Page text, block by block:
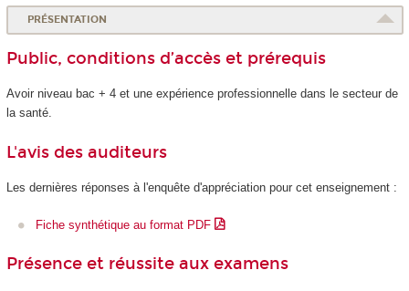
PRÉSENTATION
Public, conditions d’accès et prérequis
Avoir niveau bac + 4 et une expérience professionnelle dans le secteur de
la santé.
L'avis des auditeurs
Les dernières réponses à l'enquête d'appréciation pour cet enseignement :
Fiche synthétique au format PDF
Présence et réussite aux examens